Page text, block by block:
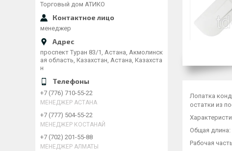
Лопатка
остатки из
Общая длина:
Рабочая
Торговый дом АТИКО
менеджер
проспект Туран 83/1, Астана, Акмолинск
ая область, Казахстан, Астана, Казахста
н
+7 (776) 710-55-22
МЕНЕДЖЕР АСТАНА
+7 (777) 504-55-22
МЕНЕДЖЕР КОСТАНАЙ
+7 (702) 201-55-88
МЕНЕДЖЕР АЛМАТЫ